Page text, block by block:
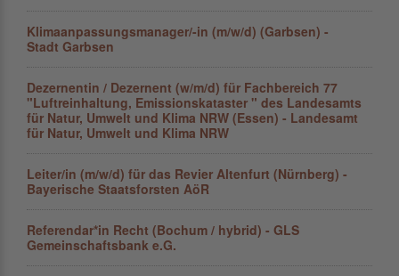
Klimaanpassungsmanager/-in (m/w/d) (Garbsen) -
Stadt Garbsen
Dezernentin / Dezernent (w/m/d) für Fachbereich 77
"Luftreinhaltung, Emissionskataster " des Landesamts
für Natur, Umwelt und Klima NRW (Essen) - Landesamt
für Natur, Umwelt und Klima NRW
Leiter/in (m/w/d) für das Revier Altenfurt (Nürnberg) -
Bayerische Staatsforsten AöR
Referendar*in Recht (Bochum / hybrid) - GLS
Gemeinschaftsbank e.G.